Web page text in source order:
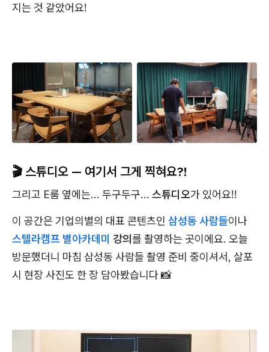
지는 것 같았어요!
🎬 스튜디오 — 여기서 그게 찍혀요?!
그리고 E룸 옆에는... 두구두구... 스튜디오가 있어요!!
이 공간은 기업의별의 대표 콘텐츠인 삼성동 사람들이나
스텔라캠프 별아카데미 강의를 촬영하는 곳이에요. 오늘
방문했더니 마침 삼성동 사람들 촬영 준비 중이셔서, 살포
시 현장 사진도 한 장 담아봤습니다 📸